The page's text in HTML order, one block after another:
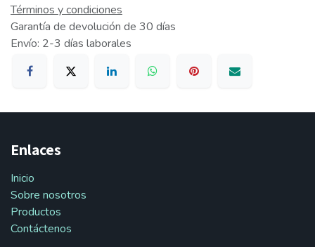
Términos y condiciones
Garantía de devolución de 30 días
Envío: 2-3 días laborales
Enlaces
Inicio
Sobre nosotros
Productos
Contáctenos